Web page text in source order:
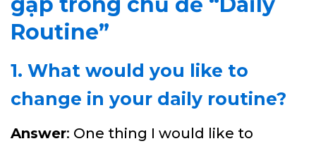
Routine”
1. What would you like to
change in your daily routine?
Answer: One thing I would like to